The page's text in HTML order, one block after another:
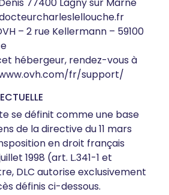
– 2 rue Kellermann – 59100
hébergeur, rendez-vous à
fr/support/
se définit comme une base
de la directive du 11 mars
en droit français
1998 (art. L.341-1 et
DLC autorise exclusivement
définis ci-dessous.